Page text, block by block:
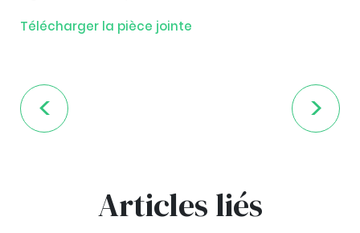
Télécharger la pièce jointe
Articles liés